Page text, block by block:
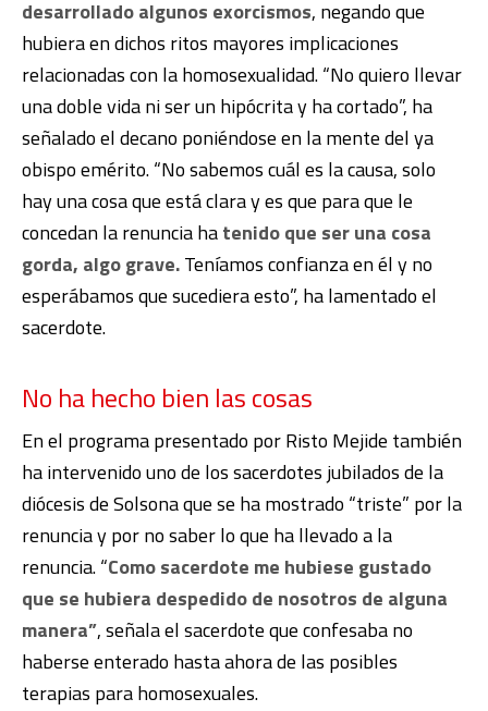
desarrollado algunos exorcismos, negando que
hubiera en dichos ritos mayores implicaciones
relacionadas con la homosexualidad. “No quiero llevar
una doble vida ni ser un hipócrita y ha cortado”, ha
señalado el decano poniéndose en la mente del ya
obispo emérito.“No sabemos cuál es la causa, solo
hay una cosa que está clara y es que para que le
concedan la renuncia hatenido que ser una cosa
gorda, algo grave.Teníamos confianza en él y no
esperábamos que sucediera esto”, ha lamentado el
sacerdote.
No ha hecho bien las cosas
En el programa presentado por Risto Mejide también
ha intervenido uno de los sacerdotes jubilados de la
diócesis de Solsona que se ha mostrado “triste” por la
renuncia y por no saber lo que ha llevado a la
renuncia. “Como sacerdote me hubiese gustado
que se hubiera despedido de nosotros de alguna
manera”, señala el sacerdote que confesaba no
haberse enterado hasta ahora de las posibles
terapias para homosexuales.